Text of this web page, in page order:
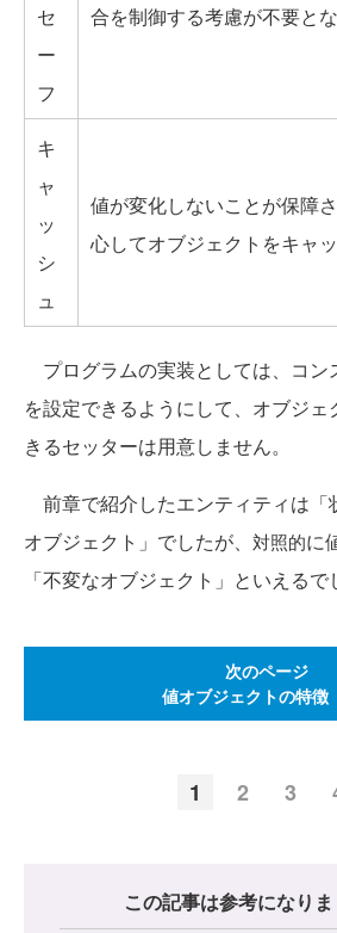
セ
ー
フ
合を制御する考慮が不要とな
キ
ャ
ッ
シ
ュ
値が変化しないことが保障
心してオブジェクトをキャッ
プログラムの実装としては、コン
を設定できるようにして、オブジ
きるセッターは用意しません。
前章で紹介したエンティティは「
オブジェクト」でしたが、
対照的に
「不変なオブジェクト」といえるで
次のページ
値オブジェクトの特徴
1 2 3
この記事は参考になり